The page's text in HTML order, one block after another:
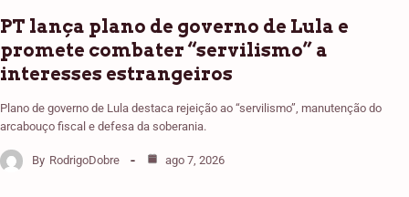
PT lança plano de governo de Lula e
promete combater “servilismo” a
interesses estrangeiros
Plano de governo de Lula destaca rejeição ao “servilismo”, manutenção do
arcabouço fiscal e defesa da soberania.
By RodrigoDobre ago 7, 2026